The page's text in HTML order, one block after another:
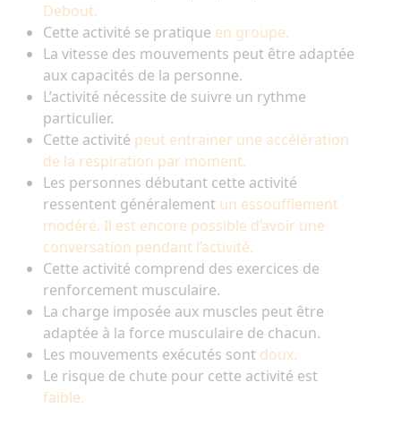
Debout.
Cette activité se pratique en groupe.
La vitesse des mouvements peut être adaptée
aux capacités de la personne.
L’activité nécessite de suivre un rythme
particulier.
Cette activité peut entrainer une accélération
de la respiration par moment.
Les personnes débutant cette activité
ressentent généralement un essoufflement
modéré. Il est encore possible d’avoir une
conversation pendant l’activité.
Cette activité comprend des exercices de
renforcement musculaire.
La charge imposée aux muscles peut être
adaptée à la force musculaire de chacun.
Les mouvements exécutés sont doux.
Le risque de chute pour cette activité est
faible.